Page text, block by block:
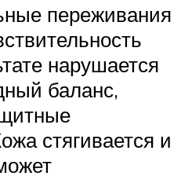
переживания
нарушается
баланс,
стягивается и